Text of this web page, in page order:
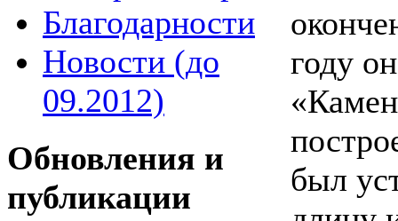
Благодарности
Новости (до
09.2012)
Обновления и
публикации
году
был